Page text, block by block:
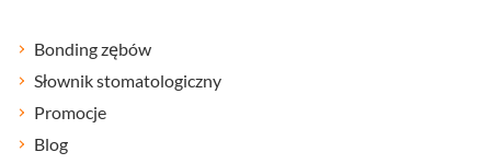
Bonding zębów
Słownik stomatologiczny
Promocje
Blog